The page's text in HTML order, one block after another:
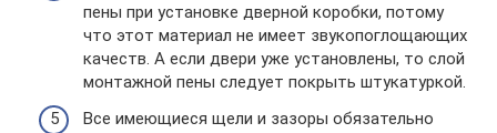
пены при установке дверной коробки, потому
что этот материал не имеет звукопоглощающих
качеств. А если двери уже установлены, то слой
монтажной пены следует покрыть штукатуркой.
Все имеющиеся щели и зазоры обязательно